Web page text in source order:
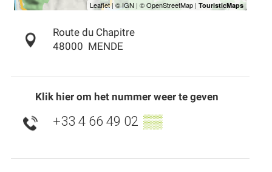
Route du Chapitre
48000 MENDE
Klik hier om het nummer weer te geven
+33 4 66 49 02 ▒▒